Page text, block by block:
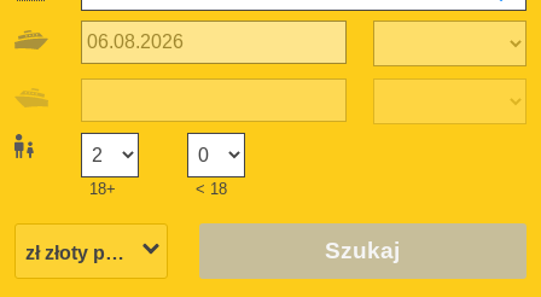
18+ < 18
Szukaj